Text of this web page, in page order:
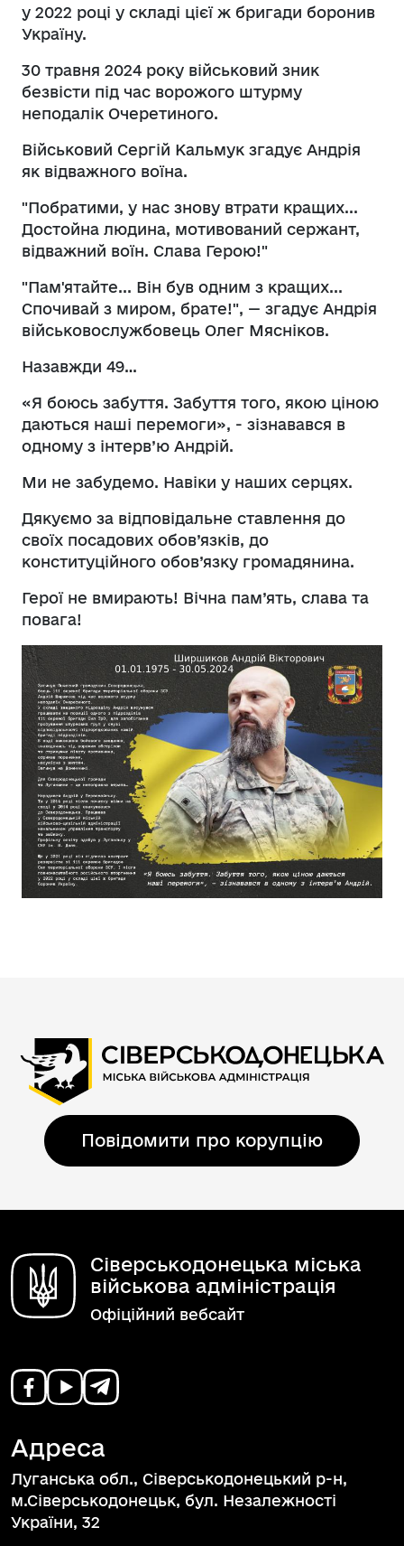
у 2022 році у складі цієї ж бригади боронив
Україну.
30 травня 2024 року військовий зник
безвісти під час ворожого штурму
неподалік Очеретиного.
Військовий Сергій Кальмук згадує Андрія
як відважного воїна.
"Побратими, у нас знову втрати кращих...
Достойна людина, мотивований сержант,
відважний воїн. Слава Герою!"
"Пам'ятайте... Він був одним з кращих...
Спочивай з миром, брате!", — згадує Андрія
військовослужбовець Олег Мясніков.
Назавжди 49…
«Я боюсь забуття. Забуття того, якою ціною
даються наші перемоги», - зізнавався в
одному з інтерв’ю Андрій.
Ми не забудемо. Навіки у наших серцях.
Дякуємо за відповідальне ставлення до
своїх посадових обов’язків, до
конституційного обов’язку громадянина.
Герої не вмирають! Вічна пам’ять, слава та
повага!
Повідомити про корупцію
Сіверськодонецька міська
військова адміністрація
Офіційний вебсайт
Адреса
Луганська обл., Сіверськодонецький р-н,
м.Сіверськодонецьк, бул. Незалежності
України, 32